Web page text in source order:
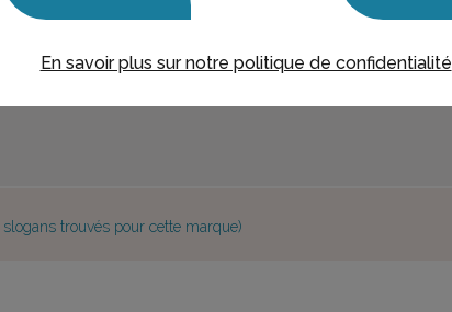
trouvés pour cette marque)
En savoir plus sur notre politique de confidentialité